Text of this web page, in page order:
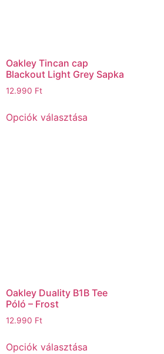
Oakley Tincan cap
Blackout Light Grey Sapka
12.990 Ft
Opciók választása
Oakley Duality B1B Tee
Póló – Frost
12.990 Ft
Opciók választása